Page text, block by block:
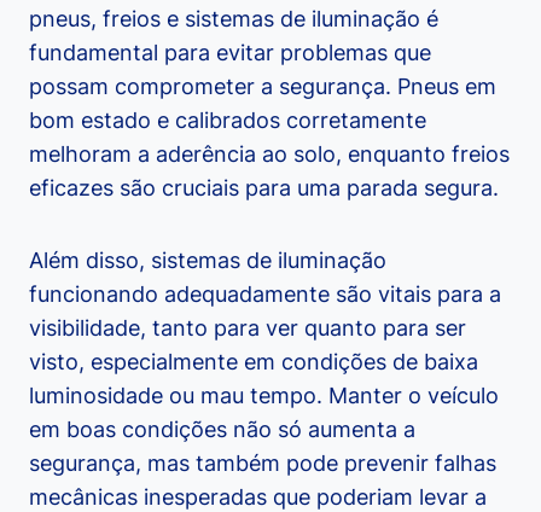
pneus, freios e sistemas de iluminação é
fundamental para evitar problemas que
possam comprometer a segurança. Pneus em
bom estado e calibrados corretamente
melhoram a aderência ao solo, enquanto freios
eficazes são cruciais para uma parada segura.
Além disso, sistemas de iluminação
funcionando adequadamente são vitais para a
visibilidade, tanto para ver quanto para ser
visto, especialmente em condições de baixa
luminosidade ou mau tempo. Manter o veículo
em boas condições não só aumenta a
segurança, mas também pode prevenir falhas
mecânicas inesperadas que poderiam levar a